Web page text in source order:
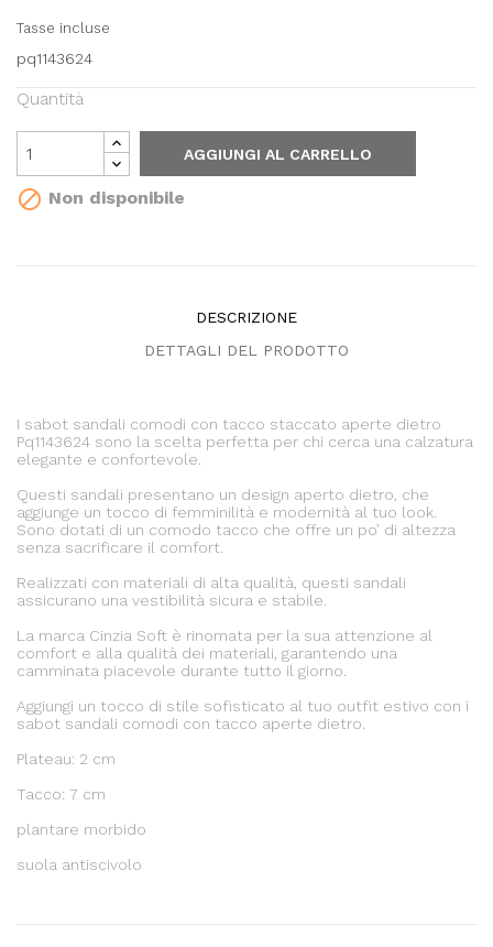
Tasse incluse
pq1143624
Quantità
AGGIUNGI AL CARRELLO
 Non disponibile
DESCRIZIONE
DETTAGLI DEL PRODOTTO
I sabot sandali comodi con tacco staccato aperte dietro
Pq1143624 sono la scelta perfetta per chi cerca una calzatura
elegante e confortevole.
Questi sandali presentano un design aperto dietro, che
aggiunge un tocco di femminilità e modernità al tuo look.
Sono dotati di un comodo tacco che offre un po’ di altezza
senza sacrificare il comfort.
Realizzati con materiali di alta qualità, questi sandali
assicurano una vestibilità sicura e stabile.
La marca Cinzia Soft è rinomata per la sua attenzione al
comfort e alla qualità dei materiali, garantendo una
camminata piacevole durante tutto il giorno.
Aggiungi un tocco di stile sofisticato al tuo outfit estivo con i
sabot sandali comodi con tacco aperte dietro.
Plateau: 2 cm
Tacco: 7 cm
plantare morbido
suola antiscivolo